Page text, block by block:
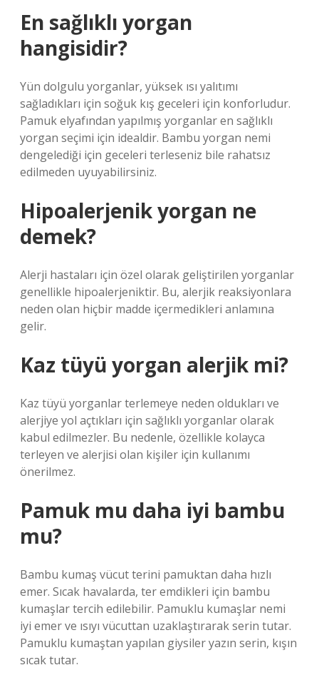
En sağlıklı yorgan
hangisidir?
Yün dolgulu yorganlar, yüksek ısı yalıtımı
sağladıkları için soğuk kış geceleri için konforludur.
Pamuk elyafından yapılmış yorganlar en sağlıklı
yorgan seçimi için idealdir. Bambu yorgan nemi
dengelediği için geceleri terleseniz bile rahatsız
edilmeden uyuyabilirsiniz.
Hipoalerjenik yorgan ne
demek?
Alerji hastaları için özel olarak geliştirilen yorganlar
genellikle hipoalerjeniktir. Bu, alerjik reaksiyonlara
neden olan hiçbir madde içermedikleri anlamına
gelir.
Kaz tüyü yorgan alerjik mi?
Kaz tüyü yorganlar terlemeye neden oldukları ve
alerjiye yol açtıkları için sağlıklı yorganlar olarak
kabul edilmezler. Bu nedenle, özellikle kolayca
terleyen ve alerjisi olan kişiler için kullanımı
önerilmez.
Pamuk mu daha iyi bambu
mu?
Bambu kumaş vücut terini pamuktan daha hızlı
emer. Sıcak havalarda, ter emdikleri için bambu
kumaşlar tercih edilebilir. Pamuklu kumaşlar nemi
iyi emer ve ısıyı vücuttan uzaklaştırarak serin tutar.
Pamuklu kumaştan yapılan giysiler yazın serin, kışın
sıcak tutar.